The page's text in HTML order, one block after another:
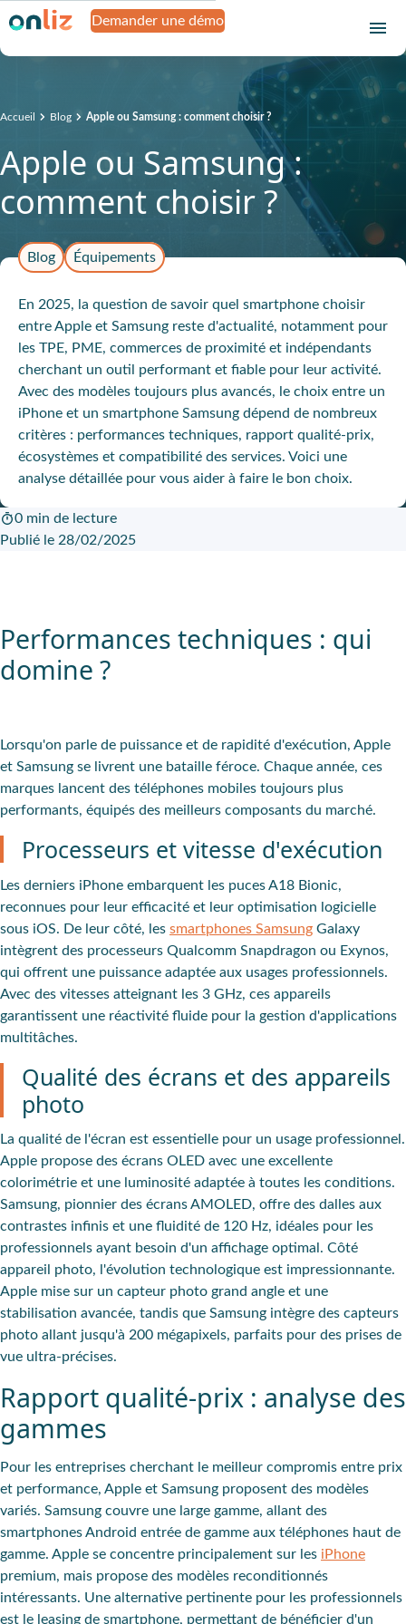
Demander une démo
Accueil Blog Apple ou Samsung : comment choisir ?
Apple ou Samsung :
comment choisir ?
Blog Équipements
En 2025, la question de savoir quel smartphone choisir
entre Apple et Samsung reste d'actualité, notamment pour
les TPE, PME, commerces de proximité et indépendants
cherchant un outil performant et fiable pour leur activité.
Avec des modèles toujours plus avancés, le choix entre un
iPhone et un smartphone Samsung dépend de nombreux
critères : performances techniques, rapport qualité-prix,
écosystèmes et compatibilité des services. Voici une
analyse détaillée pour vous aider à faire le bon choix.
0 min de lecture
Publié le 28/02/2025
Performances techniques : qui
domine ?
Lorsqu'on parle de puissance et de rapidité d'exécution, Apple
et Samsung se livrent une bataille féroce. Chaque année, ces
marques lancent des téléphones mobiles toujours plus
performants, équipés des meilleurs composants du marché.
Processeurs et vitesse d'exécution
Les derniers iPhone embarquent les puces A18 Bionic,
reconnues pour leur efficacité et leur optimisation logicielle
sous iOS. De leur côté, les smartphones Samsung Galaxy
intègrent des processeurs Qualcomm Snapdragon ou Exynos,
qui offrent une puissance adaptée aux usages professionnels.
Avec des vitesses atteignant les 3 GHz, ces appareils
garantissent une réactivité fluide pour la gestion d'applications
multitâches.
Qualité des écrans et des appareils
photo
La qualité de l'écran est essentielle pour un usage professionnel.
Apple propose des écrans OLED avec une excellente
colorimétrie et une luminosité adaptée à toutes les conditions.
Samsung, pionnier des écrans AMOLED, offre des dalles aux
contrastes infinis et une fluidité de 120 Hz, idéales pour les
professionnels ayant besoin d'un affichage optimal. Côté
appareil photo, l'évolution technologique est impressionnante.
Apple mise sur un capteur photo grand angle et une
stabilisation avancée, tandis que Samsung intègre des capteurs
photo allant jusqu'à 200 mégapixels, parfaits pour des prises de
vue ultra-précises.
Rapport qualité-prix : analyse des
gammes
Pour les entreprises cherchant le meilleur compromis entre prix
et performance, Apple et Samsung proposent des modèles
variés. Samsung couvre une large gamme, allant des
smartphones Android entrée de gamme aux téléphones haut de
gamme. Apple se concentre principalement sur les iPhone
premium, mais propose des modèles reconditionnés
intéressants. Une alternative pertinente pour les professionnels
est le leasing de smartphone, permettant de bénéficier d'un